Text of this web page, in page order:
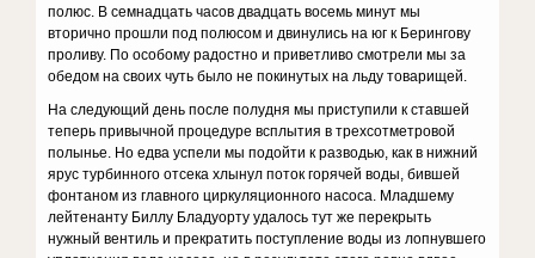
полюс. В семнадцать часов двадцать восемь минут мы
вторично прошли под полюсом и двинулись на юг к Берингову
проливу. По особому радостно и приветливо смотрели мы за
обедом на своих чуть было не покинутых на льду товарищей.
На следующий день после полудня мы приступили к ставшей
теперь привычной процедуре всплытия в трехсотметровой
полынье. Но едва успели мы подойти к разводью, как в нижний
ярус турбинного отсека хлы­нул поток горячей воды, бившей
фонтаном из главно­го циркуляционного насоса. Младшему
лейтенанту Биллу Бладуорту удалось тут же перекрыть
нужный вентиль и прекратить поступление воды из лопнувшего